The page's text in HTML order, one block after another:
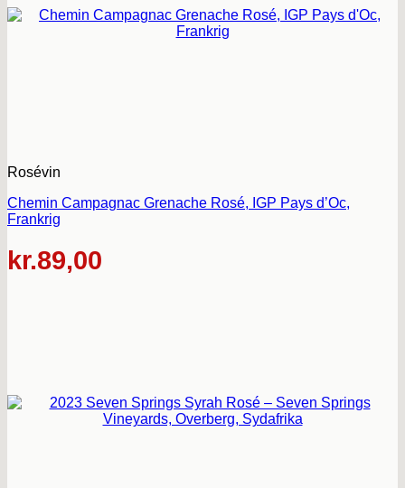
Rosévin
Chemin Campagnac Grenache Rosé, IGP Pays d’Oc,
Frankrig
kr.89,00